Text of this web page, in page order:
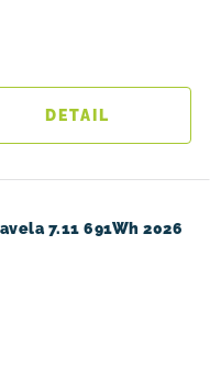
7.11 691Wh 2026